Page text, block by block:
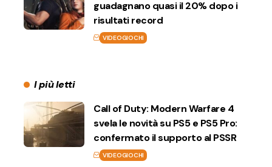
guadagnano quasi il 20% dopo i
risultati record
VIDEOGIOCHI
I più letti
Call of Duty: Modern Warfare 4
svela le novità su PS5 e PS5 Pro:
confermato il supporto al PSSR
VIDEOGIOCHI